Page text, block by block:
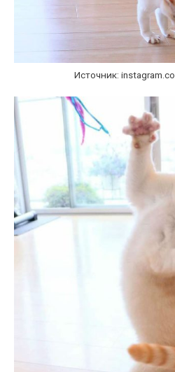
Источник: